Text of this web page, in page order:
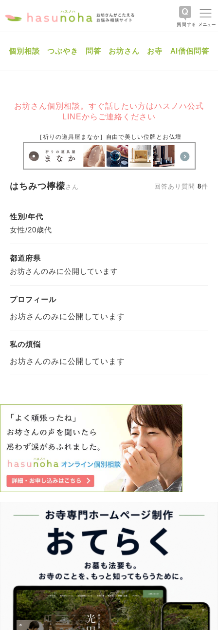
個別相談 つぶやき 問答 お坊さん お寺 AI僧侶問答
お坊さん個別相談。すぐ話したい方はハスノハ公式
LINEからご連絡ください
［祈りの道具屋まなか］自由で美しい位牌とお仏壇
はちみつ檸檬さん 回答あり質問8件
性別/年代
女性/20歳代
都道府県
お坊さんのみに公開しています
プロフィール
お坊さんのみに公開しています
私の煩悩
お坊さんのみに公開しています